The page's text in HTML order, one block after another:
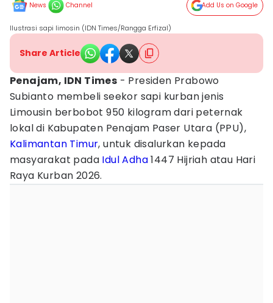
News Channel Add Us on Google
Ilustrasi sapi limosin (IDN Times/Rangga Erfizal)
Share Article
Penajam, IDN Times - Presiden Prabowo
Subianto membeli seekor sapi kurban jenis
Limousin berbobot 950 kilogram dari peternak
lokal di Kabupaten Penajam Paser Utara (PPU),
Kalimantan Timur, untuk disalurkan kepada
masyarakat pada Idul Adha1447 Hijriah atau Hari
Raya Kurban 2026.